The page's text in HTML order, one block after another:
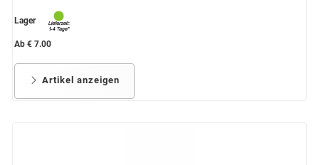
Lager
Ab € 7.00
Artikel anzeigen